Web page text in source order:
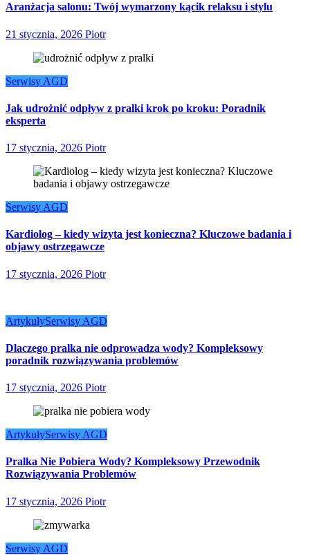
Aranżacja salonu: Twój wymarzony kącik relaksu i stylu
21 stycznia, 2026 Piotr
Serwisy AGD
Jak udrożnić odpływ z pralki krok po kroku: Poradnik
eksperta
17 stycznia, 2026 Piotr
Serwisy AGD
Kardiolog – kiedy wizyta jest konieczna? Kluczowe badania i
objawy ostrzegawcze
17 stycznia, 2026 Piotr
ArtykułySerwisy AGD
Dlaczego pralka nie odprowadza wody? Kompleksowy
poradnik rozwiązywania problemów
17 stycznia, 2026 Piotr
ArtykułySerwisy AGD
Pralka Nie Pobiera Wody? Kompleksowy Przewodnik
Rozwiązywania Problemów
17 stycznia, 2026 Piotr
Serwisy AGD